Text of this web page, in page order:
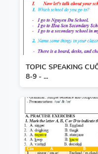
TOPIC SPEAKING
8-9 - ...